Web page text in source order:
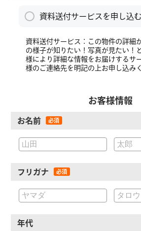
資料送付サービスを申し込
資料送付サービス：この物件の詳細
の様子が知りたい！写真が見たい！
様により詳細な情報をお届けするサ
様のご連絡先を明記の上お申し込み
お客様情報
お名前
フリガナ
年代